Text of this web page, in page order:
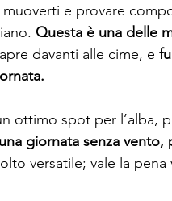
e provare
Questa è una delle
davanti alle cime, e
ottimo spot per l’alba,
giornata senza
versatile; vale la